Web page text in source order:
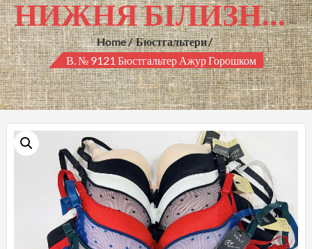
НИЖНЯ БІЛИЗНА ГУРТОМ
Home
Бюстгальтери
В. № 9121 Бюстгальтер Ажур Горошком